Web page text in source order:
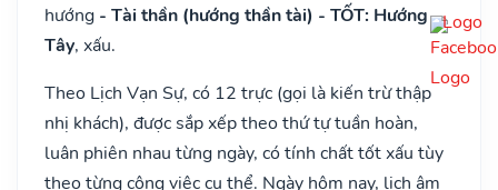
hướng - Tài thần (hướng thần tài) - TỐT: Hướng
Tây, xấu.
Theo Lịch Vạn Sự, có 12 trực (gọi là kiến trừ thập
nhị khách), được sắp xếp theo thứ tự tuần hoàn,
luân phiên nhau từng ngày, có tính chất tốt xấu tùy
theo từng công việc cụ thể. Ngày hôm nay, lịch âm